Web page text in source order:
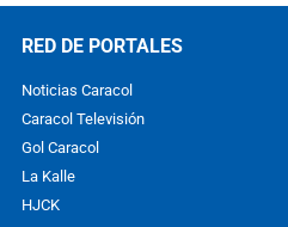
RED DE PORTALES
Noticias Caracol
Caracol Televisión
Gol Caracol
La Kalle
HJCK